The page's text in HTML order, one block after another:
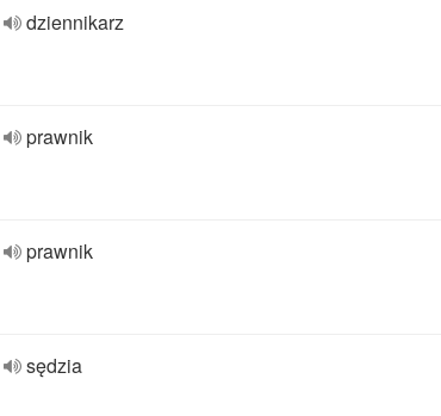
dziennikarz
prawnik
prawnik
sędzia